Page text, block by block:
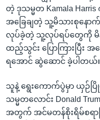
တဲ့ ဒုသမ္မတ Kamala
အခြေချတဲ့ သူ့မိသားစုနော
လုပ်ခဲ့တဲ့ သူ့လုပ်ရပ်တွေကို မိန
ထည့်သွင်း ပြောကြားပြီး
ရအောင် ဆွဲဆောင် ခဲ့ပါတယ်။
သူနဲ့ ရွေးကောက်ပွဲမှာ ယှဉ်
သမ္မတလောင်း Donald
အတွက် အင်မတန်စိုးရိမ်စရ